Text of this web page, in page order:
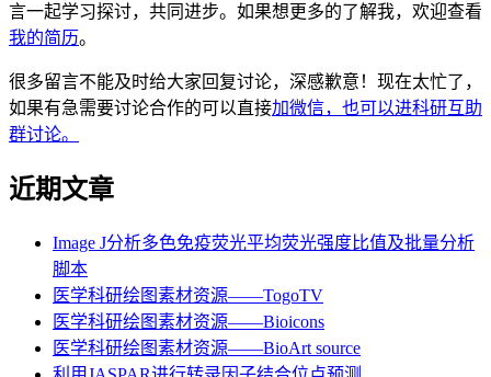
言一起学习探讨，共同进步。如果想更多的了解我，欢迎查看
我的简历。
很多留言不能及时给大家回复讨论，深感歉意！现在太忙了，
如果有急需要讨论合作的可以直接加微信，也可以进科研互助
群讨论。
近期文章
Image J分析多色免疫荧光平均荧光强度比值及批量分析
脚本
医学科研绘图素材资源——TogoTV
医学科研绘图素材资源——Bioicons
医学科研绘图素材资源——BioArt source